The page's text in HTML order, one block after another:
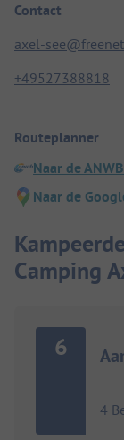
Contact
axel-
+49527388818
Routeplanner
Naar de
Naar de
Camping
6
4